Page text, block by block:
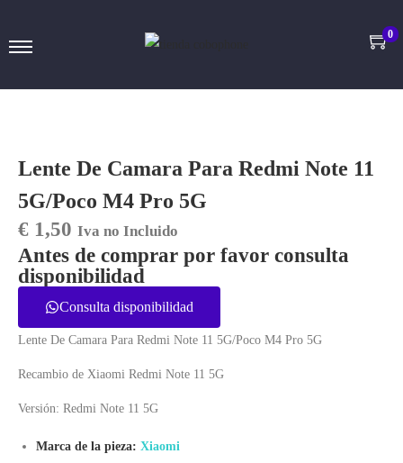
0
Lente De Camara Para Redmi Note 11
5G/Poco M4 Pro 5G
€ 1,50 Iva no Incluido
Antes de comprar por favor consulta
disponibilidad
Consulta disponibilidad
Lente De Camara Para Redmi Note 11 5G/Poco M4 Pro 5G
Recambio de Xiaomi Redmi Note 11 5G
Versión: Redmi Note 11 5G
Marca de la pieza: Xiaomi